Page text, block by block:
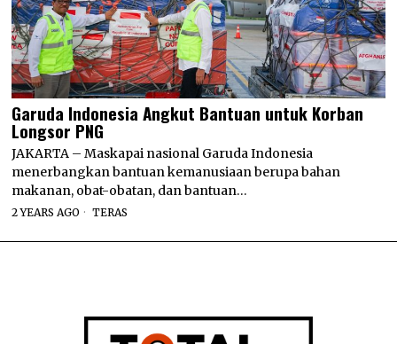
Garuda Indonesia Angkut Bantuan untuk Korban
Longsor PNG
JAKARTA – Maskapai nasional Garuda Indonesia
menerbangkan bantuan kemanusiaan berupa bahan
makanan, obat-obatan, dan bantuan…
2 YEARS AGO TERAS